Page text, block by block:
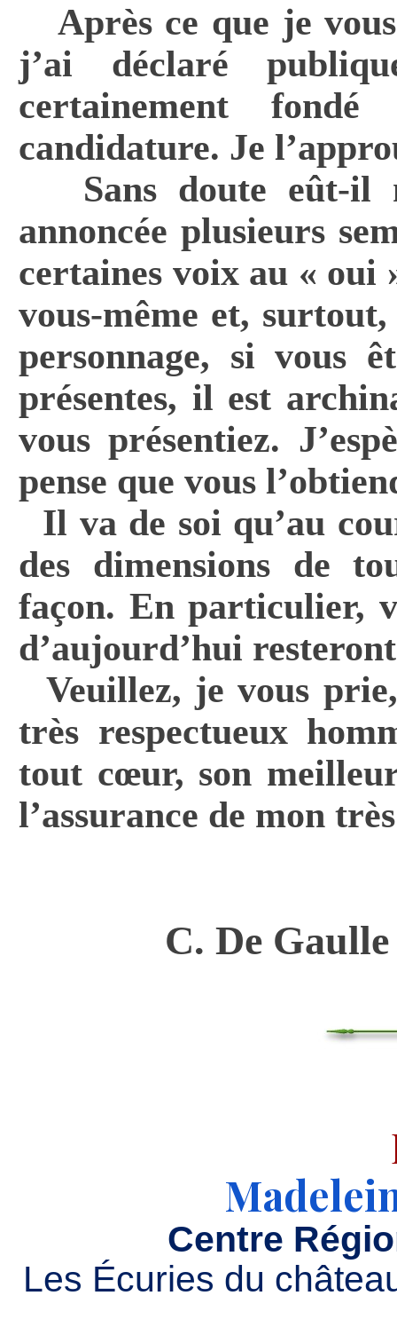
Après ce que je
j’ai déclaré
certainement
candidature. Je
Sans doute eût-il
annoncée plusieurs
certaines voix au « oui
vous-même et,
personnage, si vous
présentes, il est
vous présentiez.
pense que vous
Il va de soi qu’au
des dimensions de
façon. En particulier,
d’aujourd’hui
Veuillez, je vous
très respectueux
tout cœur, son
l’assurance de mon
C. De Gaulle
Centre
Les Écuries du